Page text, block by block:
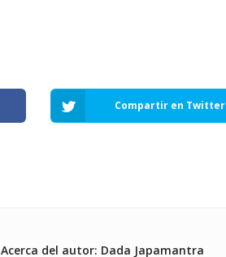
Compartir en Twitter
Acerca del autor: Dada Japamantra